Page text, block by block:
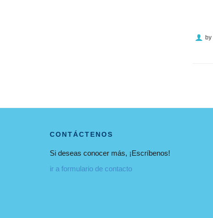
by
CONTÁCTENOS
Si deseas conocer más, ¡Escríbenos!
ir a formulario de contacto